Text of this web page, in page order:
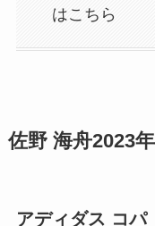
はこちら
佐野 海舟2023
アディダス コパ